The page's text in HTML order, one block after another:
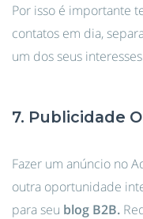
Por isso é importante
contatos em dia,
um dos seus
7. Publicidade
Fazer um anúncio no
outra oportunidade
para seu blog B2B.